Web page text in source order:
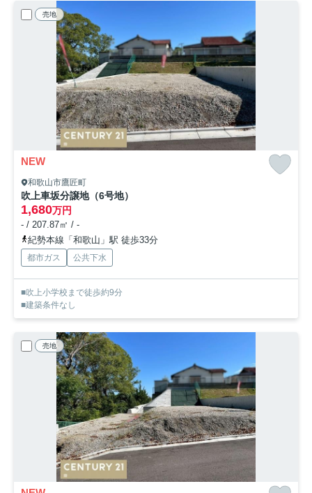
売地
NEW
和歌山市鷹匠町
吹上車坂分譲地（6号地）
1,680万円
- / 207.87㎡ / -
紀勢本線「和歌山」駅 徒歩33分
都市ガス 公共下水
■吹上小学校まで徒歩約9分
■建築条件なし
売地